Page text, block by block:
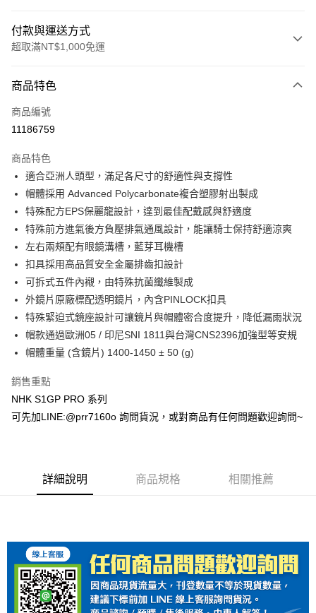
付款與運送方式
超取滿NT$1,000免運
信用卡一次付款
超商取貨付款
ATM付款
運送方式
全家取貨付款(安全帽一頂以上請選宅配)
每筆NT$60，滿NT$1,000(含以上)免運費
7-11取貨付款(安全帽一頂以上請選宅配)
每筆NT$60，滿NT$1,000(含以上)免運費
宅配
每筆NT$100，滿NT$1,000(含以上)免運費
商品特色
商品編號
11186759
商品特色
適合亞洲人頭型，滿足各尺寸的舒適性與支撐性
帽體採用 Advanced Polycarbonate複合塑膠射出製成
特殊配方EPS保麗龍設計，達到最佳配戴感與舒適度
特殊前方進氣後方負壓排氣通風設計，能讓騎士保持舒適涼爽
左右兩頰配有眼鏡溝槽，藍芽耳機槽
扣具採用高品質安全金屬排齒扣設計
可拆式五件內襯，由特殊抗菌纖維製成
外鏡片原廠標配透明鏡片，內含PINLOCK扣具
特殊緊迫式鏡座設計可讓鏡片與帽體密合度提升，降低漏雨狀況
帽款通過歐洲05 / 印尼SNI 1811與台灣CNS2396加強型等安規
帽體重量 (含鏡片) 1400-1450 ± 50 (g)
銷售重點
NHK S1GP PRO 系列
可先加LINE:@prr7160o 詢問貨況，或對商品有任何問題歡迎詢問~
詳細說明 商品規格 相關推薦